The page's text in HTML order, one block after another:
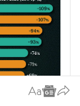
tăng